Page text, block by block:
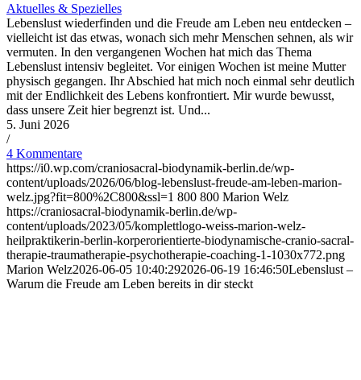
Aktuelles & Spezielles
Lebenslust wiederfinden und die Freude am Leben neu entdecken –
vielleicht ist das etwas, wonach sich mehr Menschen sehnen, als wir
vermuten. In den vergangenen Wochen hat mich das Thema
Lebenslust intensiv begleitet. Vor einigen Wochen ist meine Mutter
physisch gegangen. Ihr Abschied hat mich noch einmal sehr deutlich
mit der Endlichkeit des Lebens konfrontiert. Mir wurde bewusst,
dass unsere Zeit hier begrenzt ist. Und...
5. Juni 2026
/
4 Kommentare
https://i0.wp.com/craniosacral-biodynamik-berlin.de/wp-
content/uploads/2026/06/blog-lebenslust-freude-am-leben-marion-
welz.jpg?fit=800%2C800&ssl=1 800 800 Marion Welz
https://craniosacral-biodynamik-berlin.de/wp-
content/uploads/2023/05/komplettlogo-weiss-marion-welz-
heilpraktikerin-berlin-korperorientierte-biodynamische-cranio-sacral-
therapie-traumatherapie-psychotherapie-coaching-1-1030x772.png
Marion Welz2026-06-05 10:40:292026-06-19 16:46:50Lebenslust –
Warum die Freude am Leben bereits in dir steckt